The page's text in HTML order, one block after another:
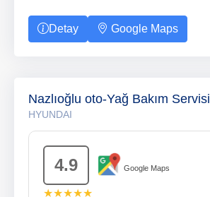
Detay Google Maps
Nazlıoğlu oto-Yağ Bakım Servisi
HYUNDAI
4.9 Google Maps
★★★★★